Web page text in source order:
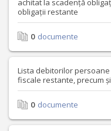
achitat la scadență
obligații restante
0 documente
Lista debitorilor
fiscale restante, precum
0 documente